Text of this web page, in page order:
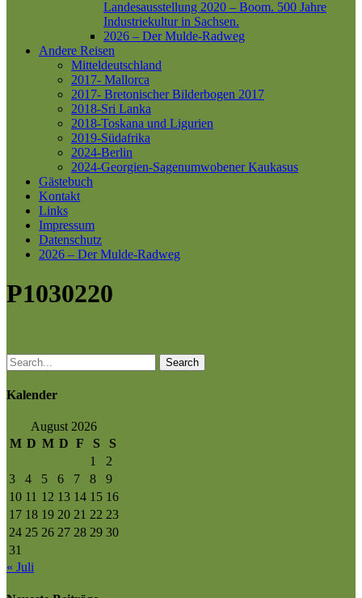
Landesausstellung 2020 – Boom. 500 Jahre
Industriekultur in Sachsen.
2026 – Der Mulde-Radweg
Andere Reisen
Mitteldeutschland
2017- Mallorca
2017- Bretonischer Bilderbogen 2017
2018-Sri Lanka
2018-Toskana und Ligurien
2019-Südafrika
2024-Berlin
2024-Georgien-Sagenumwobener Kaukasus
Gästebuch
Kontakt
Links
Impressum
Datenschutz
2026 – Der Mulde-Radweg
P1030220
Search
Kalender
August 2026
M D M D F S
S
1
2
3
4 5 6 7 8
9
10 11 12 13 14 15 16
17 18 19 20 21 22 23
24 25 26 27 28 29 30
31
« Juli